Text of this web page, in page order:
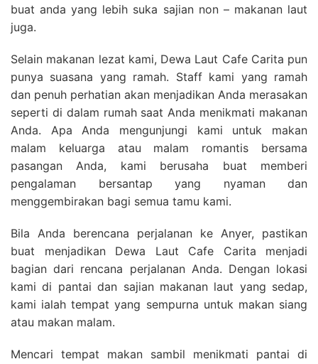
buat anda yang lebih suka sajian non – makanan laut
juga.
Selain makanan lezat kami, Dewa Laut Cafe Carita pun
punya suasana yang ramah. Staff kami yang ramah
dan penuh perhatian akan menjadikan Anda merasakan
seperti di dalam rumah saat Anda menikmati makanan
Anda. Apa Anda mengunjungi kami untuk makan
malam keluarga atau malam romantis bersama
pasangan Anda, kami berusaha buat memberi
pengalaman bersantap yang nyaman dan
menggembirakan bagi semua tamu kami.
Bila Anda berencana perjalanan ke Anyer, pastikan
buat menjadikan Dewa Laut Cafe Carita menjadi
bagian dari rencana perjalanan Anda. Dengan lokasi
kami di pantai dan sajian makanan laut yang sedap,
kami ialah tempat yang sempurna untuk makan siang
atau makan malam.
Mencari tempat makan sambil menikmati pantai di